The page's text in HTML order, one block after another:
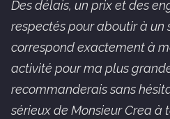
Des délais, un prix et des
respectés pour aboutir à un
correspond exactement à
activité pour ma plus
recommanderais sans
sérieux de Monsieur Crea à